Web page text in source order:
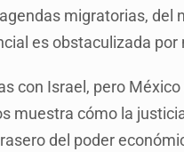
migratorias, del
es obstaculizada
con Israel, pero
muestra cómo la
del poder